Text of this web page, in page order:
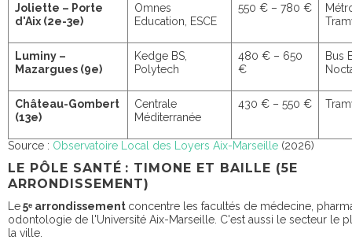
Joliette – Porte
d'Aix (2e-3e)
Omnes
Education, ESCE
550 € – 780 €
Luminy –
Mazargues (9e)
Kedge BS,
Polytech
480 € – 650
€
Bus
Château-Gombert
(13e)
Centrale
Méditerranée
430 € – 550 €
Source : Observatoire Local des Loyers Aix-Marseille (2026)
LE PÔLE SANTÉ : TIMONE ET BAILLE (5E
ARRONDISSEMENT)
Le5ᵉ arrondissement concentre les facultés de médecine,
odontologie de l'Université Aix-Marseille. C'est aussi le secteur le
la ville.